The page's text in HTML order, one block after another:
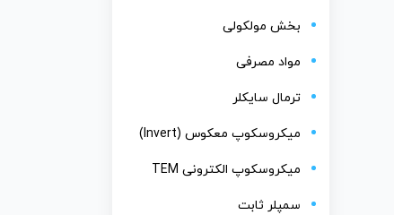
بخش مولکولی
مواد مصرفی
ترمال سایکلر
میکروسکوپ معکوس (Invert)
میکروسکوپ الکترونی TEM
سمپلر ثابت